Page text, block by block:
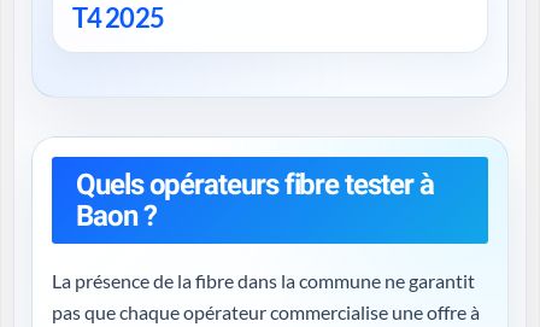
T4 2025
Quels opérateurs fibre tester à
Baon ?
La présence de la fibre dans la commune ne garantit
pas que chaque opérateur commercialise une offre à